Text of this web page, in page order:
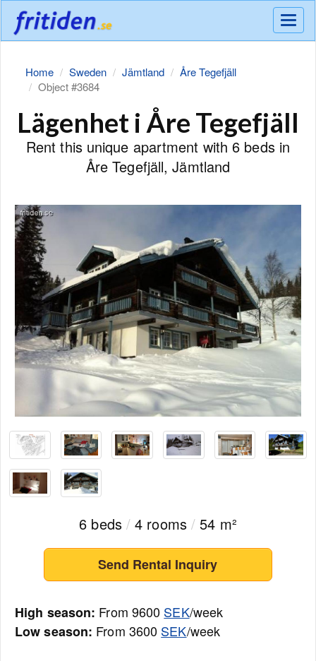
Meny
Home Sweden Jämtland
Åre Tegefjäll
Object #3684
Lägenhet i Åre Tegefjäll
Rent this unique apartment with 6 beds in
Åre Tegefjäll, Jämtland
6 beds / 4 rooms / 54 m²
Send Rental Inquiry
High season: From 9600 SEK/week
Low season: From 3600 SEK/week